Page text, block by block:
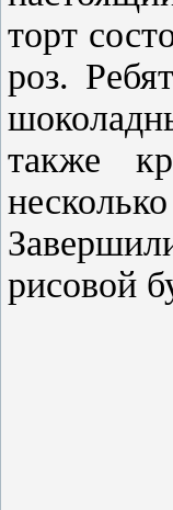
торт
роз.
также
рисовой